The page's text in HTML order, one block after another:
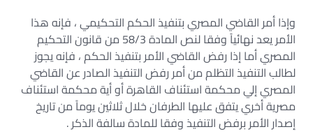
وإذا أمر القاضي المصري بتنفيذ الحكم التحكيمي ، فإنه هذا
الأمر يعد نهائياً وفقا لنص المادة 58/3 من قانون التحكيم
المصري أما إذا رفض القاضي الأمر بتنفيذ الحكم ، فإنه يجوز
لطالب التنفيذ التظلم من أمر رفض التنفيذ الصادر عن القاضي
المصري إلي محكمة استئناف القاهرة أو أية محكمة استئناف
مصرية أخري يتفق عليها الطرفان خلال ثلاثين يوماً من تاريخ
إصدار الأمر برفض التنفيذ وفقا للمادة سالفة الذكر .